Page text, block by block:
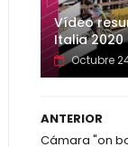
Vídeo
Italia 2020
Octubre
ANTERIOR
Cámara "on